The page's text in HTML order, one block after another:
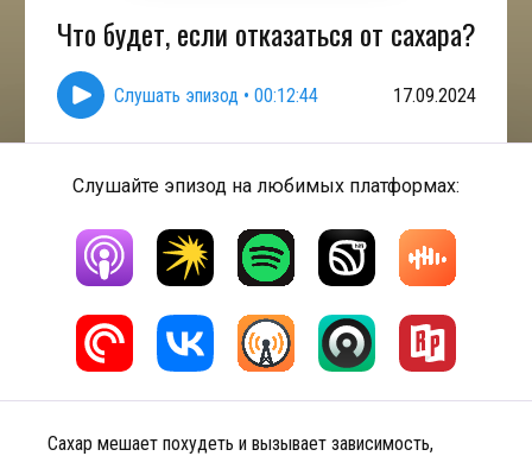
Что будет, если отказаться от сахара?
Слушать эпизод • 00:12:44 17.09.2024
Слушайте эпизод на любимых платформах:
Сахар мешает похудеть и вызывает зависимость,